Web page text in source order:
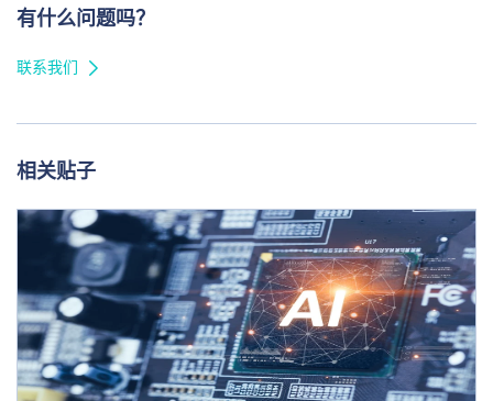
有什么问题吗？
联系我们
相关贴子